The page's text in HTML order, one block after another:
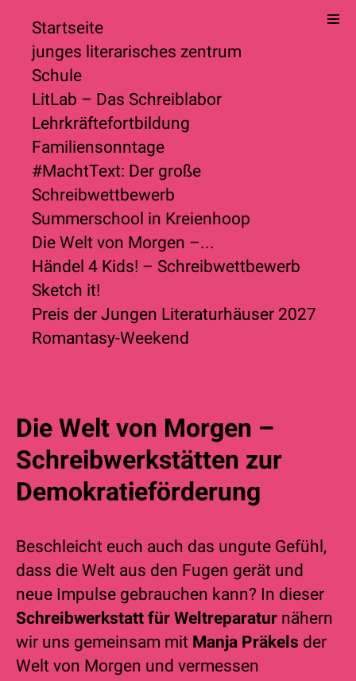
Startseite
junges literarisches zentrum
Schule
LitLab – Das Schreiblabor
Lehrkräftefortbildung
Familiensonntage
#MachtText: Der große
Schreibwettbewerb
Summerschool in Kreienhoop
Die Welt von Morgen –...
Händel 4 Kids! – Schreibwettbewerb
Sketch it!
Preis der Jungen Literaturhäuser 2027
Romantasy-Weekend
Die Welt von Morgen –
Schreibwerkstätten zur
Demokratieförderung
Beschleicht euch auch das ungute Gefühl,
dass die Welt aus den Fugen gerät und
neue Impulse gebrauchen kann? In dieser
Schreibwerkstatt für Weltreparatur nähern
wir uns gemeinsam mit Manja Präkels der
Welt von Morgen und vermessen